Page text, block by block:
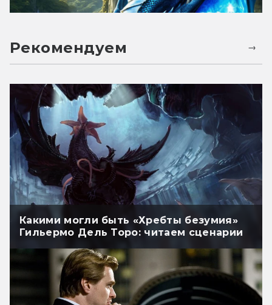
Рекомендуем
Какими могли быть «Хребты безумия»
Гильермо Дель Торо: читаем сценарии